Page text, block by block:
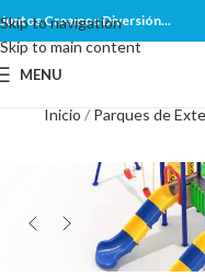
Skip to navigation
Skip to main content
Juntos Creamos Diversión...
MENU
Inicio Parques de